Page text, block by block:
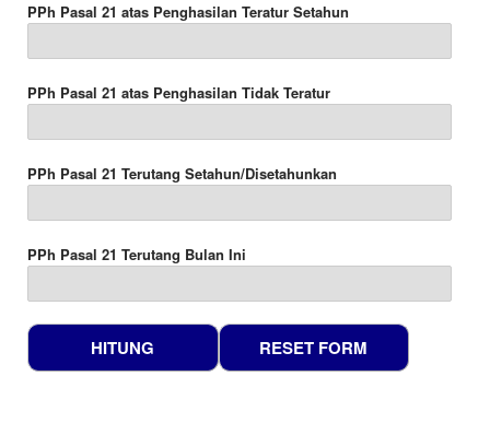
PPh Pasal 21 atas Penghasilan Teratur Setahun
PPh Pasal 21 atas Penghasilan Tidak Teratur
PPh Pasal 21 Terutang Setahun/Disetahunkan
PPh Pasal 21 Terutang Bulan Ini